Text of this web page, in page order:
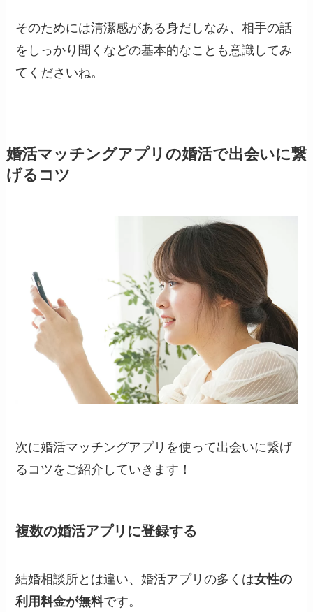
そのためには清潔感がある身だしなみ、相手の話
をしっかり聞くなどの基本的なことも意識してみ
てくださいね。
婚活マッチングアプリの婚活で出会いに繋
げるコツ
次に婚活マッチングアプリを使って出会いに繋げ
るコツをご紹介していきます！
複数の婚活アプリに登録する
結婚相談所とは違い、婚活アプリの多くは女性の
利用料金が無料です。